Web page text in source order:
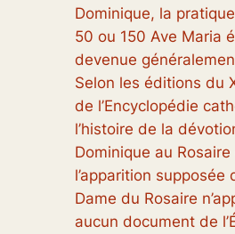
Dominique, la
50 ou 150 Ave Maria
devenue
Selon les éditions du
de l’Encyclopédie
l’histoire de la
Dominique au
l’apparition supposée
Dame du Rosaire
aucun document de